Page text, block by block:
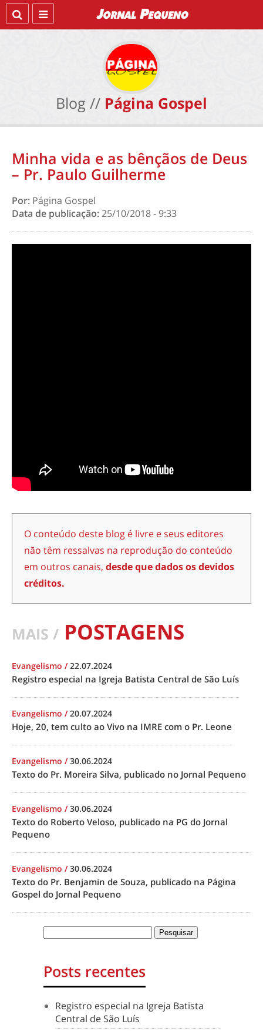
Blog // Página Gospel
Minha vida e as bênçãos de Deus
– Pr. Paulo Guilherme
Por: Página Gospel
Data de publicação:25/10/2018 - 9:33
O conteúdo deste blog é livre e seus editores
não têm ressalvas na reprodução do conteúdo
em outros canais, desde que dados os devidos
créditos.
MAIS / POSTAGENS
Evangelismo /22.07.2024
Registro especial na Igreja Batista Central de São Luís
Evangelismo /20.07.2024
Hoje, 20, tem culto ao Vivo na IMRE com o Pr. Leone
Evangelismo /30.06.2024
Texto do Pr. Moreira Silva, publicado no Jornal Pequeno
Evangelismo /30.06.2024
Texto do Roberto Veloso, publicado na PG do Jornal
Pequeno
Evangelismo /30.06.2024
Texto do Pr. Benjamin de Souza, publicado na Página
Gospel do Jornal Pequeno
Posts recentes
Registro especial na Igreja Batista
Central de São Luís